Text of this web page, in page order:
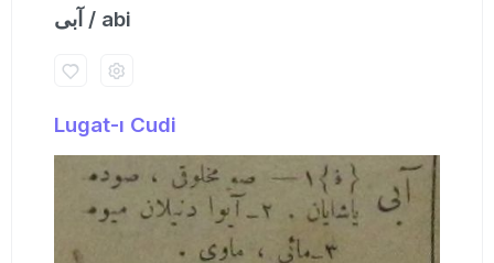
آبی / abi
Lugat-ı Cudi